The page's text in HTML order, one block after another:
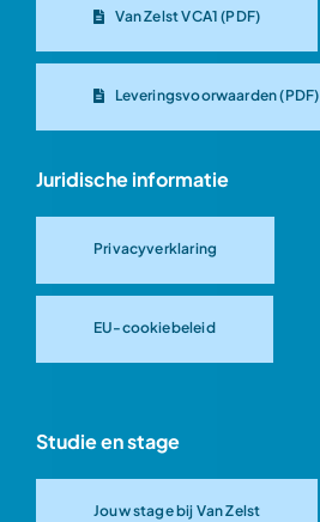
Van Zelst VCA1 (PDF)
Leveringsvoorwaarden (PDF)
Juridische informatie
Privacyverklaring
EU-cookiebeleid
Studie en stage
Jouw stage bij Van Zelst